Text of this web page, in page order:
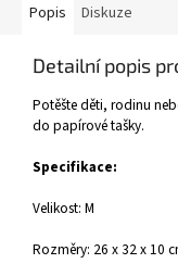
Popis Diskuze
Detailní popis
Potěšte děti, rodinu
do papírové tašky.
Specifikace:
Velikost: M
Rozměry: 26 x 32 x 10